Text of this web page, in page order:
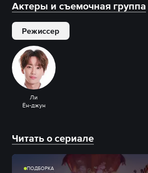
Актеры и съемочная группа
Режиссер
Ли
Ён-джун
Читать о сериале
ПОДБОРКА